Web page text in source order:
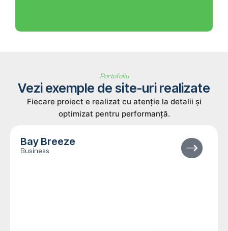
Portofoliu
Vezi exemple de site-uri realizate
Fiecare proiect e realizat cu atenție la detalii și
optimizat pentru performanță.
Bay Breeze
Business